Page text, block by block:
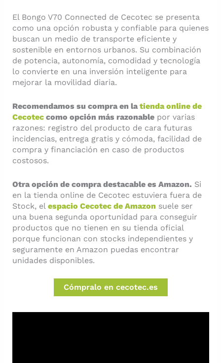
El Bongo V70 Connected de Cecotec se presenta
como una opción robusta y confiable para quienes
buscan un medio de transporte eficiente y
sostenible en entornos urbanos. Su combinación
de potencia, autonomía, comodidad y tecnología
lo convierte en una inversión inteligente para
mejorar la movilidad diaria.
Recomendamos su compra en latienda online de
Cecoteccomo opción más razonablepor varias
razones: registro del producto de cara futuras
incidencias, entrega gratis y cómoda, facilidad de
compra y financiación en caso de productos
costosos.
Otra opción de compra destacable es Amazon. Si
en la tienda online de Cecotec estuviera fuera de
Stock, el espacio Cecotec de Amazonsuele ser
una buena segunda oportunidad para conseguir
productos que no tienen en su tienda oficial
porque funcionan con stocks independientes y
seguramente en Amazon puedas encontrar
unidades disponibles.
Cómpralo en cecotec.es